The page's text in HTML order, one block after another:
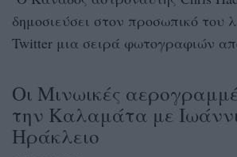
δημοσιεύσει στον προσωπικό του
Twitter μια σειρά φωτογραφιών
Οι Μινωικές
την Καλαμάτα με
Ηράκλειο